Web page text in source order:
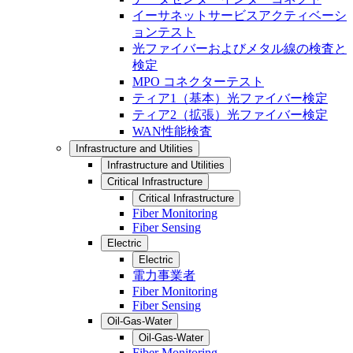
イーサネットサービスアクティベーシ
ョンテスト
光ファイバーおよびメタル線の検査と
検定
MPO コネクターテスト
ティア1（基本）光ファイバー検定
ティア2（拡張）光ファイバー検定
WAN性能検査
Infrastructure and Utilities
Infrastructure and Utilities
Critical Infrastructure
Critical Infrastructure
Fiber Monitoring
Fiber Sensing
Electric
Electric
電力事業者
Fiber Monitoring
Fiber Sensing
Oil-Gas-Water
Oil-Gas-Water